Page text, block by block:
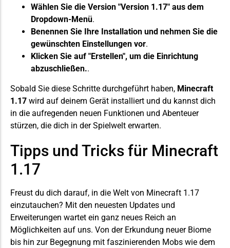
Wählen Sie die Version "Version 1.17" aus dem
Dropdown-Menü.
Benennen Sie Ihre Installation und nehmen Sie die
gewünschten Einstellungen vor.
Klicken Sie auf "Erstellen", um die Einrichtung
abzuschließen..
Sobald Sie diese Schritte durchgeführt haben, Minecraft
1.17 wird auf deinem Gerät installiert und du kannst dich
in die aufregenden neuen Funktionen und Abenteuer
stürzen, die dich in der Spielwelt erwarten.
Tipps und Tricks für Minecraft
1.17
Freust du dich darauf, in die Welt von Minecraft 1.17
einzutauchen? Mit den neuesten Updates und
Erweiterungen wartet ein ganz neues Reich an
Möglichkeiten auf uns. Von der Erkundung neuer Biome
bis hin zur Begegnung mit faszinierenden Mobs wie dem